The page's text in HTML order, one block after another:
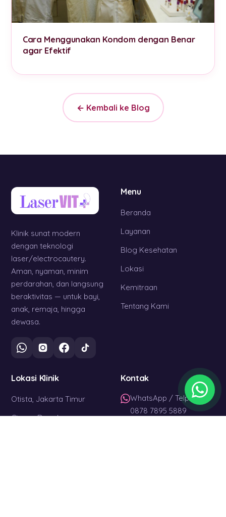
Cara Menggunakan Kondom dengan Benar
agar Efektif
← Kembali ke Blog
Klinik sunat modern
dengan teknologi
laser/electrocautery.
Aman, nyaman, minim
perdarahan, dan langsung
beraktivitas — untuk bayi,
anak, remaja, hingga
dewasa.
Menu
Beranda
Layanan
Blog Kesehatan
Lokasi
Kemitraan
Tentang Kami
Lokasi Klinik
Otista, Jakarta Timur
Cinere, Depok
Kontak
WhatsApp / Telp
0878 7895 5889